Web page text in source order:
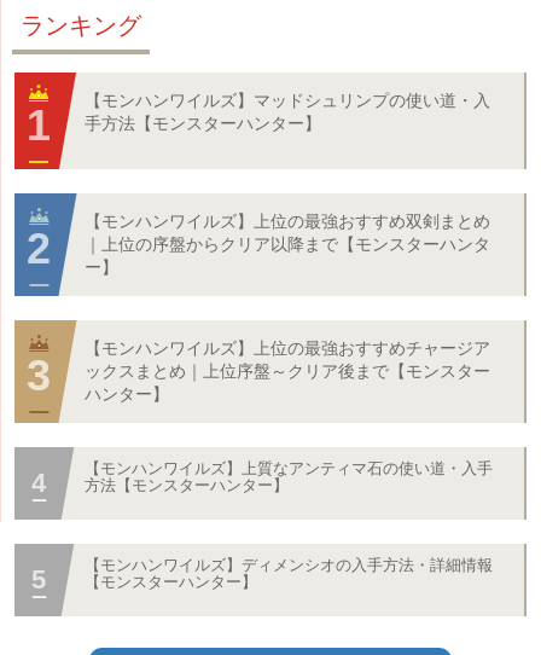
ランキング
【モンハンワイルズ】マッドシュリンプの使い道・入
手方法【モンスターハンター】
【モンハンワイルズ】上位の最強おすすめ双剣まとめ
｜上位の序盤からクリア以降まで【モンスターハンタ
ー】
【モンハンワイルズ】上位の最強おすすめチャージア
ックスまとめ｜上位序盤～クリア後まで【モンスター
ハンター】
【モンハンワイルズ】上質なアンティマ石の使い道・入手
方法【モンスターハンター】
【モンハンワイルズ】ディメンシオの入手方法・詳細情報
【モンスターハンター】